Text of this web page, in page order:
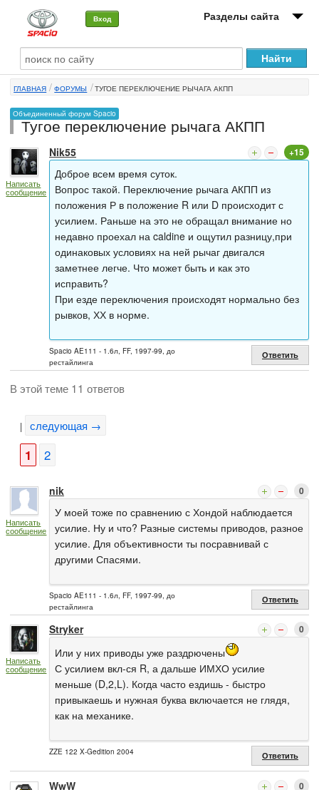
Вход Разделы сайта
О машине
Автоклуб
Форумы
Сервисы и услуги
Новости
ГЛАВНАЯ ФОРУМЫ ТУГОЕ ПЕРЕКЛЮЧЕНИЕ РЫЧАГА АКПП
Объединенный форум Spacio
Тугое переключение рычага АКПП
Написать
сообщение
Nik55 +15
Доброе всем время суток.
Вопрос такой. Переключение рычага АКПП из
положения Р в положение R или D происходит с
усилием. Раньше на это не обращал внимание но
недавно проехал на caldine и ощутил разницу,при
одинаковых условиях на ней рычаг двигался
заметнее легче. Что может быть и как это
исправить?
При езде переключения происходят нормально без
рывков, ХХ в норме.
Spacio AE111 - 1.6л, FF, 1997-99, до
рестайлинга
Ответить
В этой теме 11 ответов
| следующая →
1 2
Написать
сообщение
nik 0
У моей тоже по сравнению с Хондой наблюдается
усилие. Ну и что? Разные системы приводов, разное
усилие. Для объективности ты посравнивай с
другими Спасями.
Spacio AE111 - 1.6л, FF, 1997-99, до
рестайлинга
Ответить
Написать
сообщение
Stryker 0
Или у них приводы уже раздрючены
С усилием вкл-ся R, а дальше ИМХО усилие
меньше (D,2,L). Когда часто ездишь - быстро
привыкаешь и нужная буква включается не глядя,
как на механике.
ZZE 122 X-Gedition 2004 Ответить
WwW 0